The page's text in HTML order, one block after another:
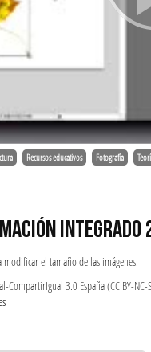
Recursos educativos Fotografía
el tamaño de las imágenes.
CompartirIgual 3.0 España (CC BY-NC-